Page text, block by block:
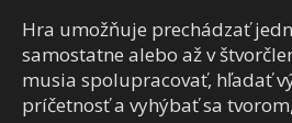
Hra umožňuje prechádzať
samostatne alebo až v
musia spolupracovať, hľadať
príčetnosť a vyhýbať sa